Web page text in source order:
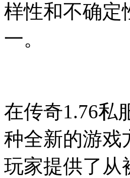
样性和不确定
一。
在传奇1.76私
种全新的游戏
玩家提供了从